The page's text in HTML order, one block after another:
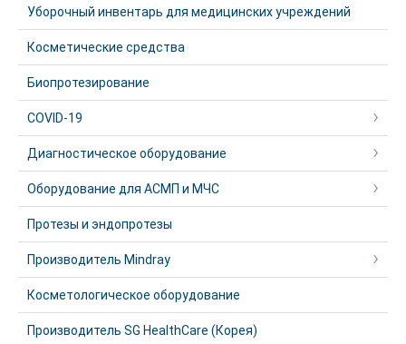
Уборочный инвентарь для медицинских учреждений
Косметические средства
Биопротезирование
COVID-19
Диагностическое оборудование
Оборудование для АСМП и МЧС
Протезы и эндопротезы
Производитель Mindray
Косметологическое оборудование
Производитель SG HealthCare (Корея)